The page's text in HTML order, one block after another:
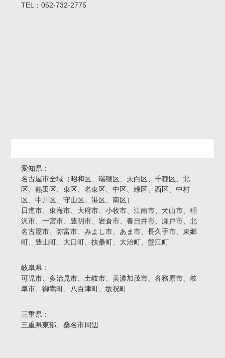
TEL：052-732-2775
愛知県：
名古屋市全域（昭和区、瑞穂区、天白区、千種区、北
区、熱田区、東区、名東区、中区、緑区、西区、中村
区、中川区、守山区、港区、南区）
日進市、東海市、大府市、小牧市、江南市、犬山市、稲
沢市、一宮市、豊明市、岩倉市、春日井市、瀬戸市、北
名古屋市、弥富市、みよし市、あま市、長久手市、東郷
町、豊山町、大口町、扶桑町、大治町、蟹江町
岐阜県：
可児市、多治見市、土岐市、美濃加茂市、各務原市、岐
阜市、御嵩町、八百津町、坂祝町
三重県：
三重県東部、桑名市周辺